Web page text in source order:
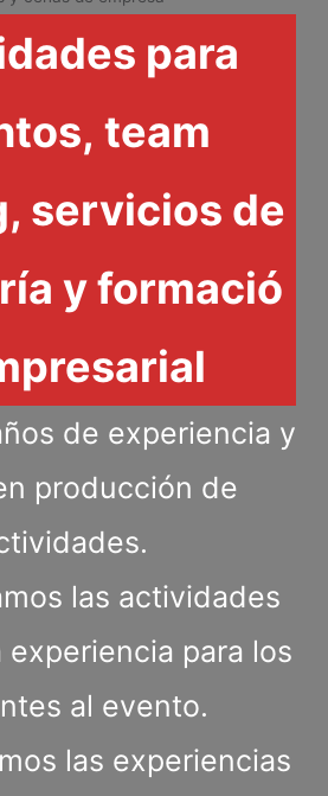
para
team
servicios de
y formació
de experiencia y
producción de
las actividades
para los
al evento.
las experiencias